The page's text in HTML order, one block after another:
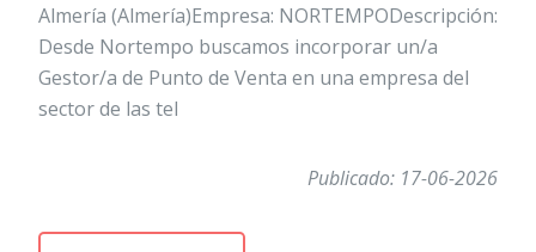
Almería (Almería)Empresa: NORTEMPODescripción:
Desde Nortempo buscamos incorporar un/a
Gestor/a de Punto de Venta en una empresa del
sector de las tel
Publicado: 17-06-2026